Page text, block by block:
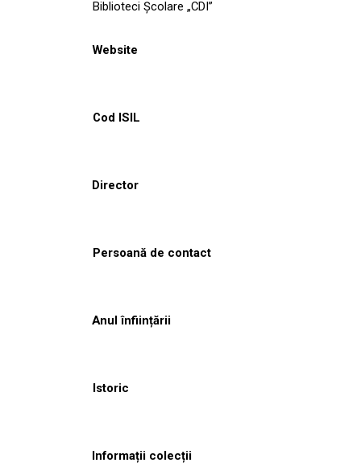
Biblioteci Școlare „CDI”
Website
Cod ISIL
Director
Persoană de contact
Anul înființării
Istoric
Informații colecții